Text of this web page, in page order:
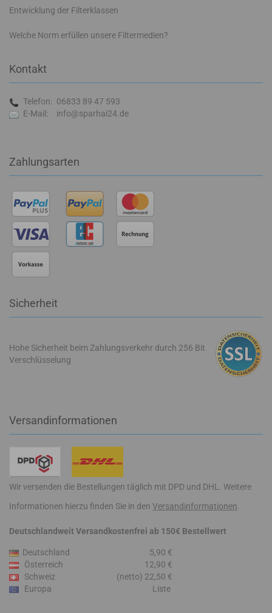
Entwicklung der Filterklassen
Welche Norm erfüllen unsere Filtermedien?
Kontakt
Telefon: 06833 89 47 593
E-Mail:
info@sparhai24.de
Zahlungsarten
Sicherheit
Hohe Sicherheit beim Zahlungsverkehr durch 256 Bit
Verschlüsselung
Versandinformationen
Wir versenden die Bestellungen täglich mit DPD und DHL. Weitere
Informationen hierzu finden Sie in den Versandinformationen.
Deutschlandweit Versandkostenfrei ab 150€ Bestellwert
Deutschland
5,90 €
Österreich
12,90 €
Schweiz
(netto) 22,50 €
Europa
Liste